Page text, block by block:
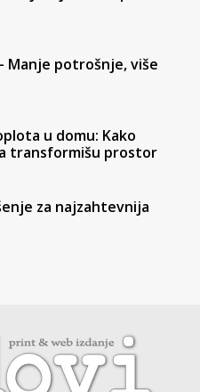
Manje potrošnje, više
u domu: Kako
transformišu prostor
za najzahtevnija